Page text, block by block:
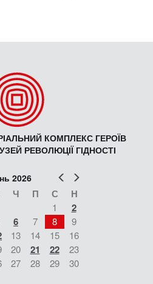
КОМПЛЕКС ГЕРОЇВ
РЕВОЛЮЦІЇ ГІДНОСТІ
Попер
2026
Ч П С Н
1 2
6 7 8
9
13 14 15
16
20 21 22
23
27 28 29
30